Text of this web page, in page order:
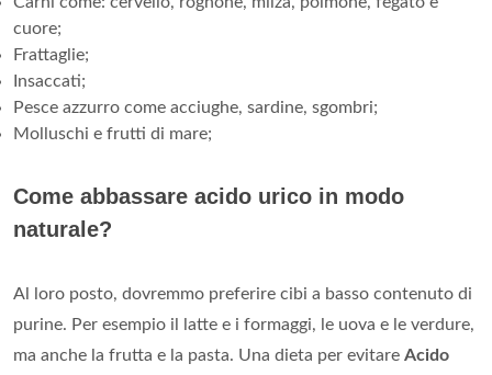
cuore;
Frattaglie;
Insaccati;
Pesce azzurro come acciughe, sardine, sgombri;
Molluschi e frutti di mare;
Come abbassare acido urico in modo
naturale?
Al loro posto, dovremmo preferire cibi a basso contenuto di
purine. Per esempio il latte e i formaggi, le uova e le verdure,
ma anche la frutta e la pasta. Una dieta per evitare Acido